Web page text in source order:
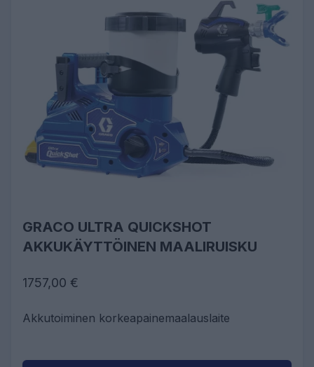
GRACO ULTRA QUICKSHOT
AKKUKÄYTTÖINEN MAALIRUISKU
1757,00 €
Akkutoiminen korkeapainemaalauslaite